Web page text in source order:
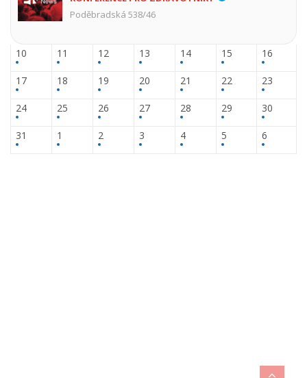
Poděbradská 538/46
10 11 12 13 14 15 16
17 18 19 20 21 22 23
24 25 26 27 28 29 30
31 1 2 3 4 5 6